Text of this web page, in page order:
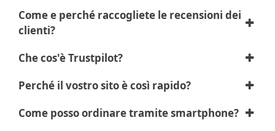
Come e perché raccogliete le recensioni dei
clienti?
Che cos'è Trustpilot?
Perché il vostro sito è così rapido?
Come posso ordinare tramite smartphone?